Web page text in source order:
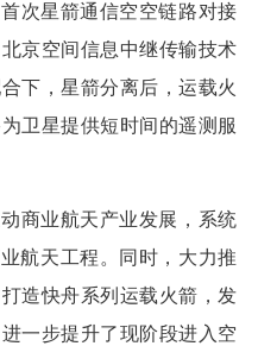
次星箭通信空空链路对接
京空间信息中继传输技术
下，星箭分离后，运载火
卫星提供短时间的遥测服
商业航天产业发展，系统
航天工程。同时，大力推
造快舟系列运载火箭，发
一步提升了现阶段进入空